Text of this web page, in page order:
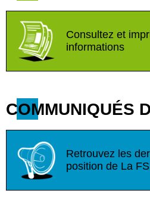
Consultez et
informations
COMMUNIQUÉS
Retrouvez les
position de La